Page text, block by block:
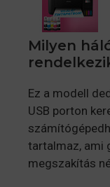
Milyen
Ez a modell
USB porton
tartalmaz, ami
megszakítás